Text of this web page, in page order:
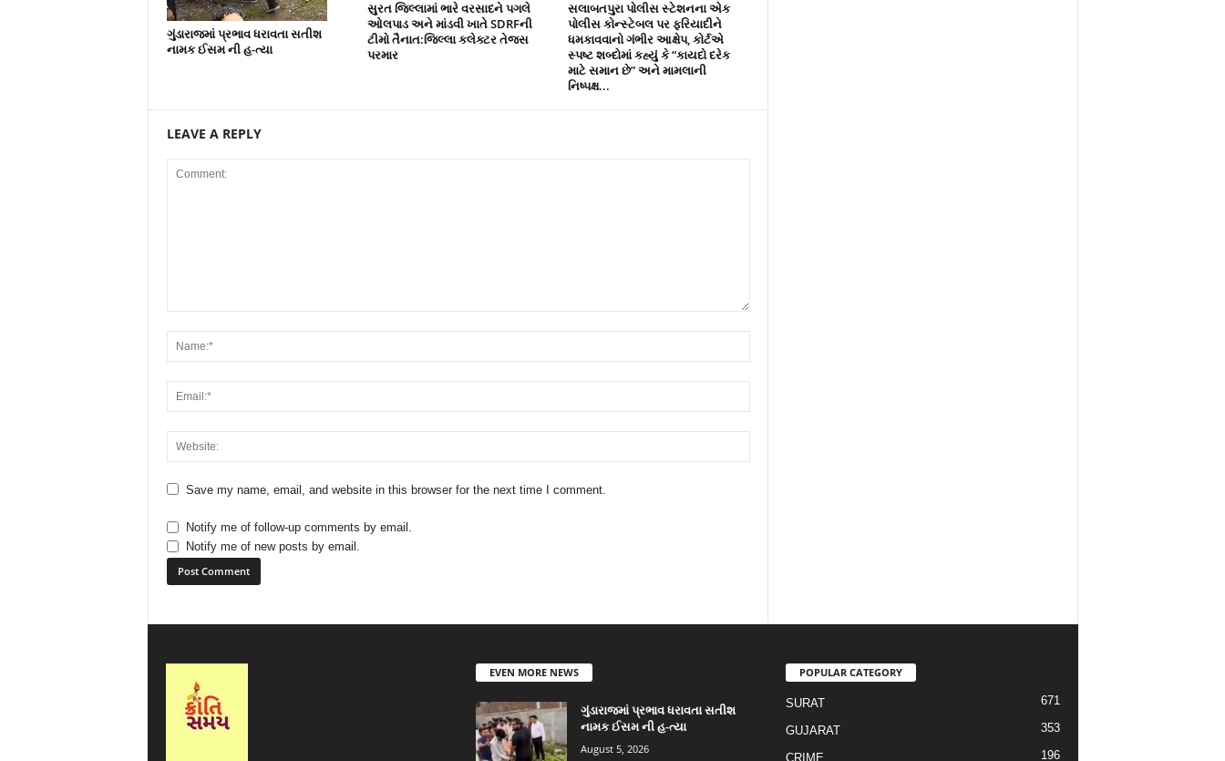
ગુંડારાજમાં પ્રભાવ ધરાવતા સતીશ
નામક ઈસમ ની હ-ત્યા
સુરત જિલ્લામાં ભારે વરસાદને પગલે
ઓલપાડ અને માંડવી ખાતે SDRFની
ટીમો તૈનાત:જિલ્લા કલેક્ટર તેજસ
પરમાર
સલાબતપુરા પોલીસ સ્ટેશનના એક
પોલીસ કોન્સ્ટેબલ પર ફરિયાદીને
ધમકાવવાનો ગંભીર આક્ષેપ, કોર્ટએ
સ્પષ્ટ શબ્દોમાં કહ્યું કે “કાયદો દરેક
માટે સમાન છે” અને મામલાની
નિષ્પક્ષ...
LEAVE A REPLY
Save my name, email, and website in this browser for the next time I comment.
Notify me of follow-up comments by email.
Notify me of new posts by email.
EVEN MORE NEWS
ગુંડારાજમાં પ્રભાવ ધરાવતા સતીશ
નામક ઈસમ ની હ-ત્યા
August 5, 2026
POPULAR CATEGORY
SURAT 671
GUJARAT 353
CRIME 196